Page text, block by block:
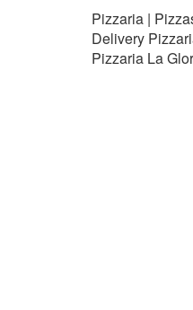
Pizzaria |
Delivery
Pizzaria La